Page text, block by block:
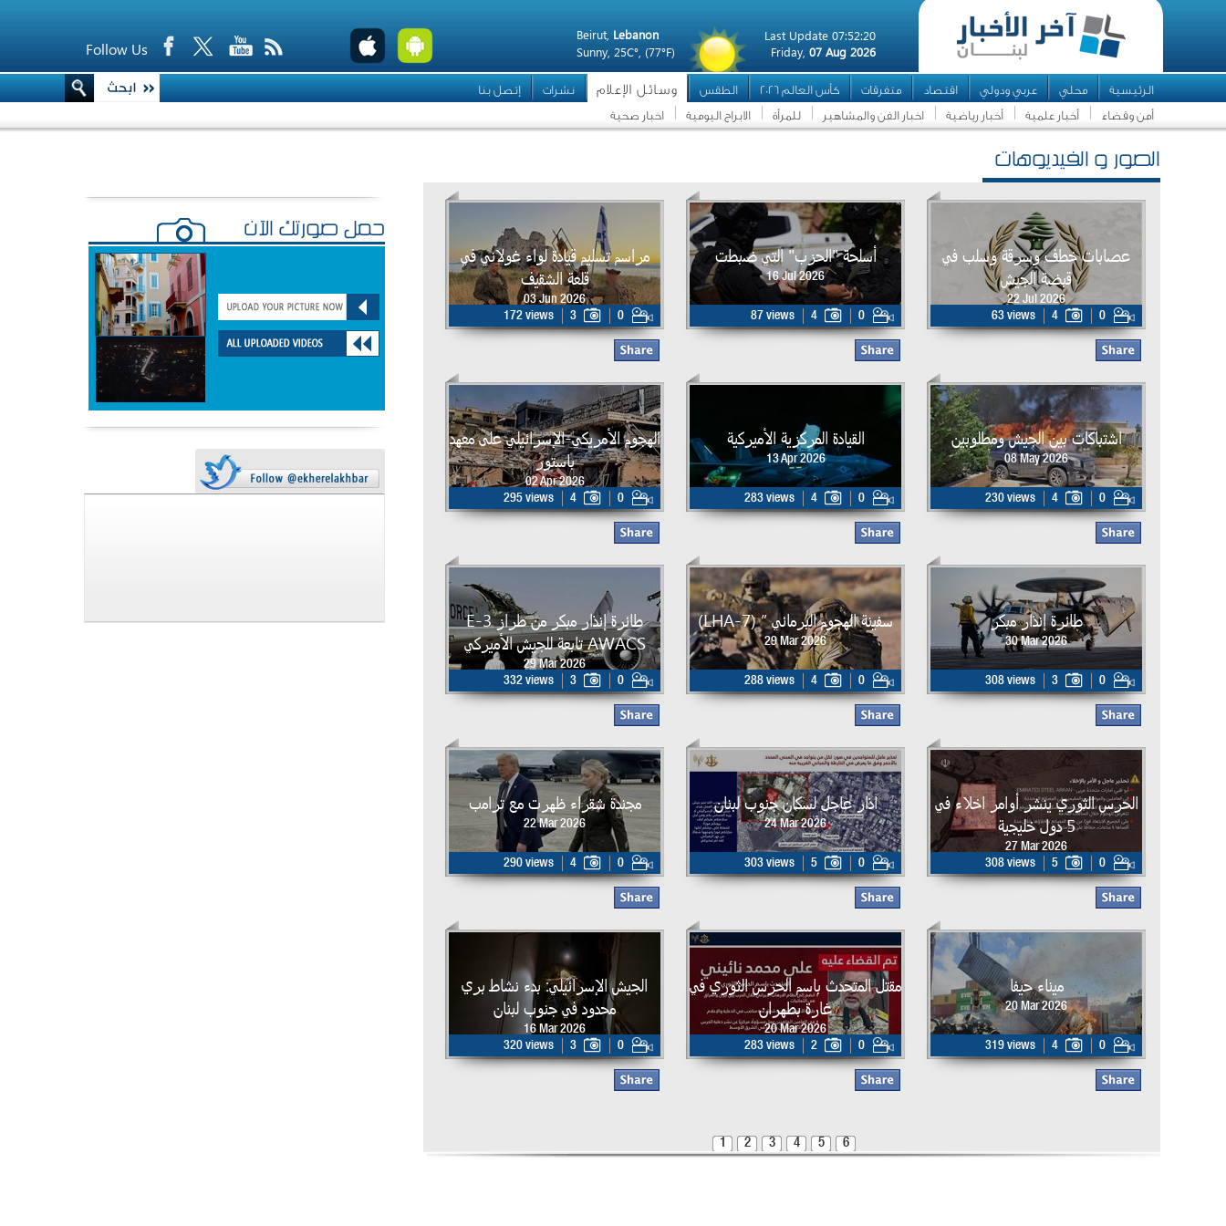
Last Update 07:52:20
Friday, 07 Aug 2026
Beirut, Lebanon
Sunny, 25C°, (77°F)
Follow Us
الرئيسية محلي عربي ودولي اقتصاد متفرقات كأس العالم 2026 الطقس وسائل الإعلام نشرات
إتصل بنا
أمن وقضاء
أخبار علمية أخبار رياضية اخبار الفن والمشاهير للمرأة الابراج اليومية اخبار صحية
الصور و الفيديوهات
عصابات خطف وسرقة وسلب في
قبضة الجيش
22 Jul 2026
63 views
4 0
أسلحة "الحزب" التي ضبطت
16 Jul 2026
87 views 4 0
مراسم تسليم قيادة لواء غولاني في
قلعة الشقيف
03 Jun 2026
172 views
3 0
اشتباكات بين الجيش ومطلوبين
08 May 2026
230 views 4 0
القيادة المركزية الأميركية
13 Apr 2026
283 views 4 0
الهجوم الأمريكي-الإسرائيلي على معهد
باستور
02 Apr 2026
295 views
4 0
طائرة إنذار مبكر
30 Mar 2026
308 views 3 0
سفينة الهجوم البرمائي ” (LHA-7)
29 Mar 2026
288 views 4 0
طائرة إنذار مبكر من طراز E-3
AWACS تابعة للجيش الأميركي
29 Mar 2026
332 views
3 0
الحرس الثوري ينشر أوامر اخلاء في
5 دول خليجية
27 Mar 2026
308 views
5 0
اذار عاجل لسكان جنوب لبنان
24 Mar 2026
303 views 5 0
مجندة شقراء ظهرت مع ترامب
22 Mar 2026
290 views 4 0
ميناء حيفا
20 Mar 2026
319 views 4 0
مقتل المتحدث باسم الحرس الثوري في
غارة بطهران
20 Mar 2026
283 views
2 0
الجيش الإسرائيلي: بدء نشاط بري
محدود في جنوب لبنان
16 Mar 2026
320 views
3 0
1 2 3 4 5 6
حمّل صورتك الآن